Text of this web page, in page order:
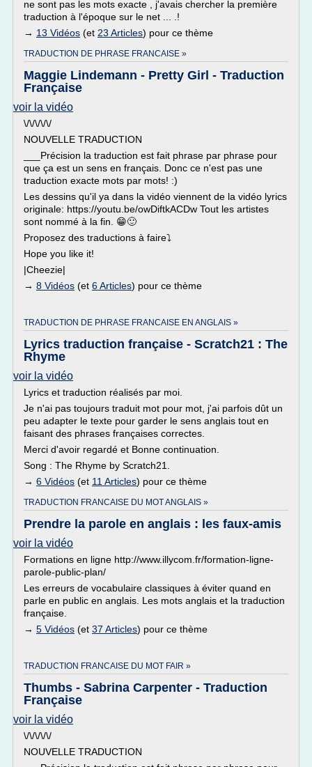
ne sont pas les mots exacte , j'avais chercher la première
traduction à l'époque sur le net ... .!
→ 13 Vidéos (et 23 Articles) pour ce thème
TRADUCTION DE PHRASE FRANCAISE »
Maggie Lindemann - Pretty Girl - Traduction
Française
voir la vidéo
\/\/\/\/\/
NOUVELLE TRADUCTION
___Précision la traduction est fait phrase par phrase pour
que ça est un sens en français. Donc ce n'est pas une
traduction exacte mots par mots! :)
Les dessins qu'il ya dans la vidéo viennent de la vidéo lyrics
originale: https://youtu.be/owDiftkACDw Tout les artistes
sont nommé à la fin. 😁🙂
Proposez des traductions à faire⤵
Hope you like it!
|Cheezie|
→ 8 Vidéos (et 6 Articles) pour ce thème
TRADUCTION DE PHRASE FRANCAISE EN ANGLAIS »
Lyrics traduction française - Scratch21 : The
Rhyme
voir la vidéo
Lyrics et traduction réalisés par moi.
Je n'ai pas toujours traduit mot pour mot, j'ai parfois dût un
peu adapter le texte pour garder le sens anglais tout en
faisant des phrases françaises correctes.
Merci d'avoir regardé et Bonne continuation.
Song : The Rhyme by Scratch21.
→ 6 Vidéos (et 11 Articles) pour ce thème
TRADUCTION FRANCAISE DU MOT ANGLAIS »
Prendre la parole en anglais : les faux-amis
voir la vidéo
Formations en ligne http://www.illycom.fr/formation-ligne-
parole-public-plan/
Les erreurs de vocabulaire classiques à éviter quand en
parle en public en anglais. Les mots anglais et la traduction
française.
→ 5 Vidéos (et 37 Articles) pour ce thème
TRADUCTION FRANCAISE DU MOT FAIR »
Thumbs - Sabrina Carpenter - Traduction
Française
voir la vidéo
\/\/\/\/\/
NOUVELLE TRADUCTION